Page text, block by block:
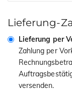
Lieferung-
Lieferung per
Zahlung per
versenden.